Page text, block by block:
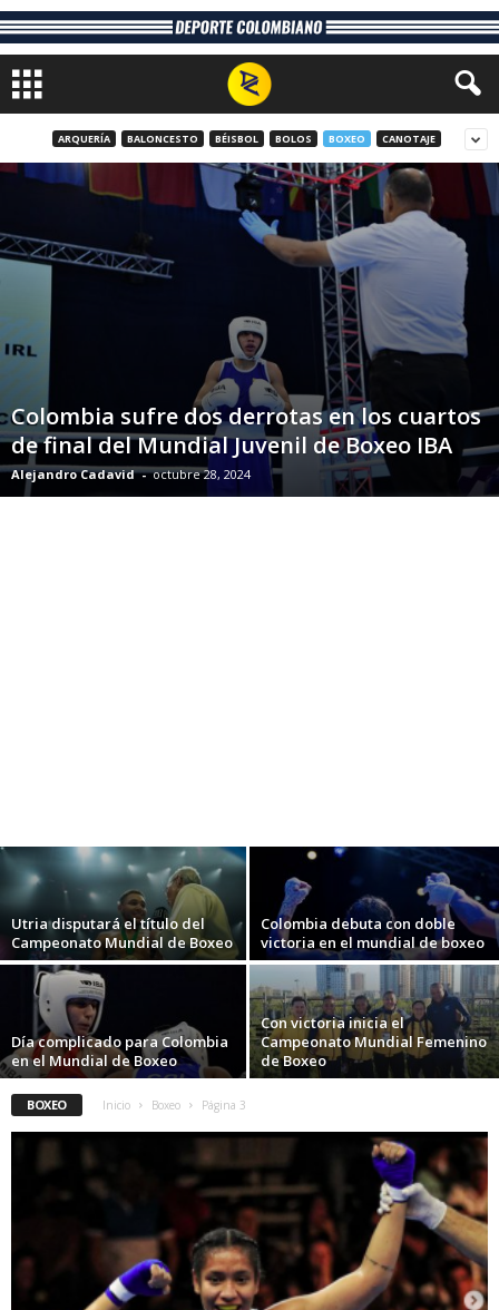
ARQUERÍA BALONCESTO BÉISBOL BOLOS BOXEO CANOTAJE
Colombia sufre dos derrotas en los cuartos
de final del Mundial Juvenil de Boxeo IBA
Alejandro Cadavid - octubre 28, 2024
Utria disputará el título del
Campeonato Mundial de Boxeo
Colombia debuta con doble
victoria en el mundial de boxeo
Día complicado para Colombia
en el Mundial de Boxeo
Con victoria inicia el
Campeonato Mundial Femenino
de Boxeo
BOXEO Inicio Boxeo Página 3